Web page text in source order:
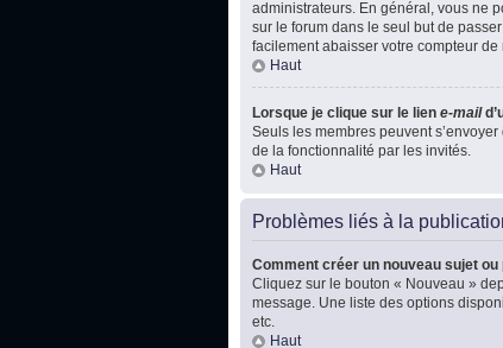
administrateurs. En général, vous ne
sur le forum dans le seul but de
facilement abaisser votre compteur de
Haut
Lorsque je clique sur le lien e-mail
Seuls les membres peuvent
de la fonctionnalité par les invités.
Haut
Problèmes liés à la
Comment créer un nouveau sujet
Cliquez sur le bouton « Nouveau »
message. Une liste des options
etc.
Haut